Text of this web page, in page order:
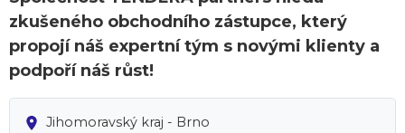
zkušeného obchodního zástupce, který
propojí náš expertní tým s novými klienty a
podpoří náš růst!
Jihomoravský kraj - Brno